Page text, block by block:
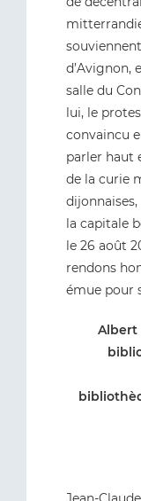
d’Avignon,
salle du
lui, le
convaincu
parler haut
de la curie
la capitale
le 26 août
rendons
émue pour
Albert